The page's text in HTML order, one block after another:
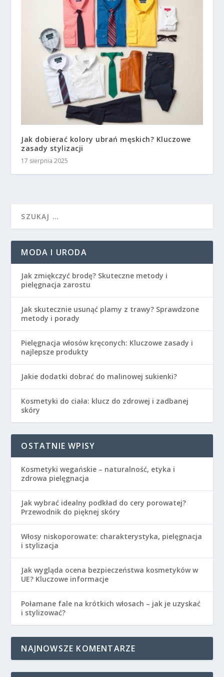
Jak dobierać kolory ubrań męskich? Kluczowe
zasady stylizacji
17 sierpnia 2025
MODA I URODA
Jak zmiękczyć brodę? Skuteczne metody i
pielęgnacja zarostu
Jak skutecznie usunąć plamy z trawy? Sprawdzone
metody i porady
Pielęgnacja włosów kręconych: Kluczowe zasady i
najlepsze produkty
Jakie dodatki dobrać do malinowej sukienki?
Kosmetyki do ciała: klucz do zdrowej i zadbanej
skóry
OSTATNIE WPISY
Kosmetyki wegańskie – naturalność, etyka i
zdrowa pielęgnacja
Jak wybrać idealny podkład do cery porowatej?
Przewodnik do pięknej skóry
Włosy niskoporowate: charakterystyka, pielęgnacja
i stylizacja
Jak wygląda ocena bezpieczeństwa kosmetyków w
UE? Kluczowe informacje
Połamane fale na krótkich włosach – jak je uzyskać
i stylizować?
NAJNOWSZE KOMENTARZE